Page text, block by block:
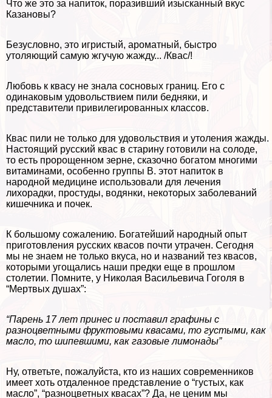
Что же это за напиток, поразивший изысканный вкус
Казановы?
Безусловно, это игристый, ароматный, быстро
утоляющий самую жгучую жажду... /Квас/!
Любовь к квасу не знала сосновых границ. Его с
одинаковым удовольствием пили бедняки, и
представители привилегированных классов.
Квас пили не только для удовольствия и утоления жажды.
Настоящий русский квас в старину готовили на солоде,
то есть пророщенном зерне, сказочно богатом многими
витаминами, особенно группы В. этот напиток в
народной медицине использовали для лечения
лихорадки, простуды, водянки, некоторых заболеваний
кишечника и почек.
К большому сожалению. Богатейший народный опыт
приготовления русских квасов почти утрачен. Сегодня
мы не знаем не только вкуса, но и названий тез квасов,
которыми угощались наши предки еще в прошлом
столетии. Помните, у Николая Васильевича Гоголя в
“Мертвых душах”:
“Парень 17 лет принес и поставил графины с
разноцветными фруктовыми квасами, то густыми, как
масло, то шипевшими, как газовые лимонады”
Ну, ответьте, пожалуйста, кто из наших современников
имеет хоть отдаленное представление о “густых, как
масло”, “разноцветных квасах”? Да, не ценим мы